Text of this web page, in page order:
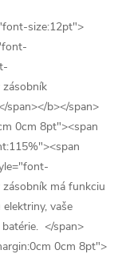
size:12pt">
span></b></span>
0cm 8pt"><span
má funkciu
vaše
</span>
0cm 8pt">